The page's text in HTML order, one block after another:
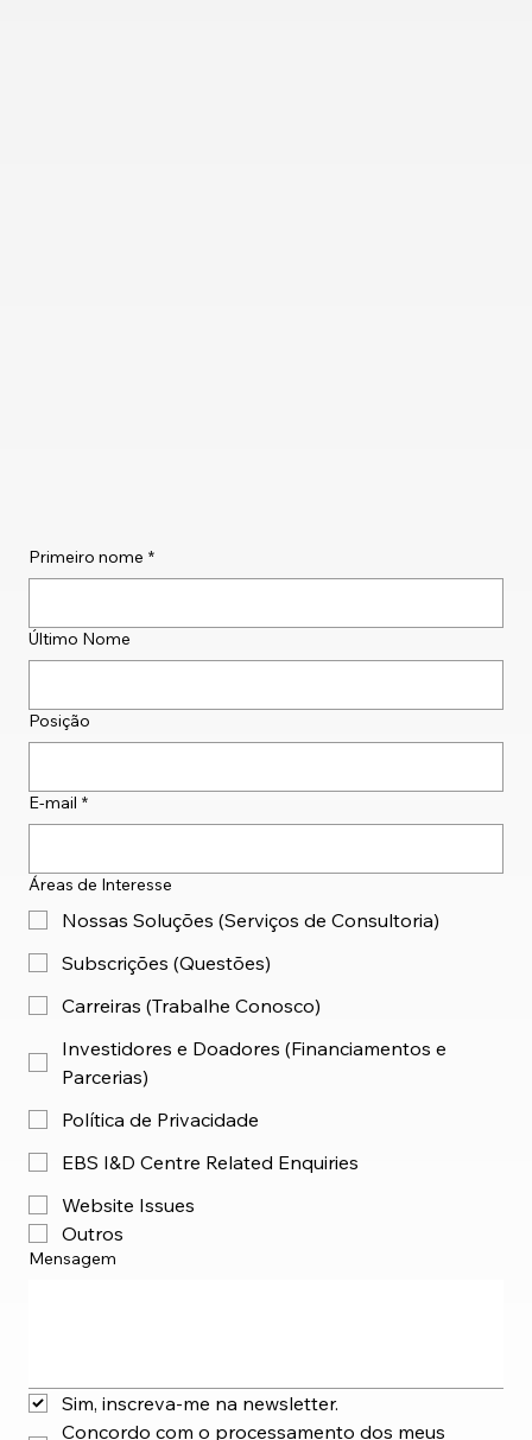
Primeiro nome *
Último Nome
Posição
E-mail *
Áreas de Interesse
Nossas Soluções (Serviços de Consultoria)
Subscrições (Questões)
Carreiras (Trabalhe Conosco)
Investidores e Doadores (Financiamentos e
Parcerias)
Política de Privacidade
EBS I&D Centre Related Enquiries
Website Issues
Outros
Mensagem
Sim, inscreva-me na newsletter.
Concordo com o processamento dos meus